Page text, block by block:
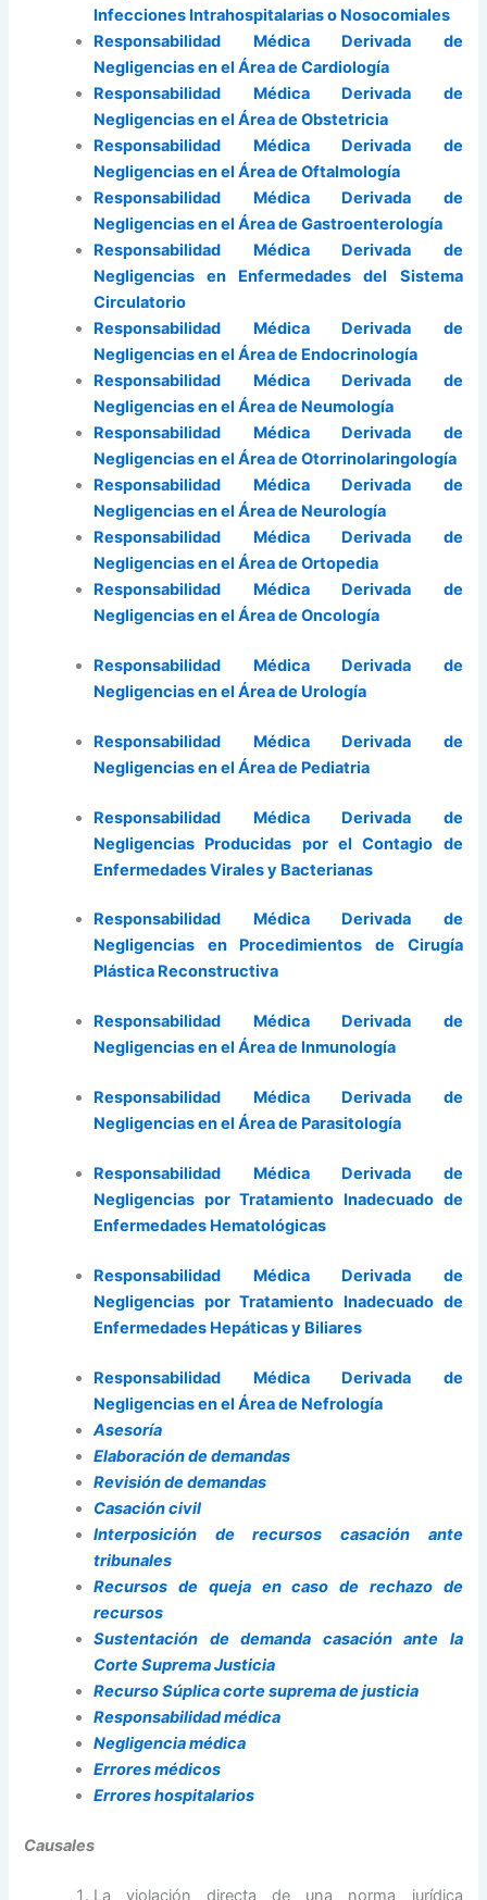
Infecciones Intrahospitalarias o Nosocomiales
Responsabilidad Médica Derivada de
Negligencias en el Área de Cardiología
Responsabilidad Médica Derivada de
Negligencias en el Área de Obstetricia
Responsabilidad Médica Derivada de
Negligencias en el Área de Oftalmología
Responsabilidad Médica Derivada de
Negligencias en el Área de Gastroenterología
Responsabilidad Médica Derivada de
Negligencias en Enfermedades del Sistema
Circulatorio
Responsabilidad Médica Derivada de
Negligencias en el Área de Endocrinología
Responsabilidad Médica Derivada de
Negligencias en el Área de Neumología
Responsabilidad Médica Derivada de
Negligencias en el Área de Otorrinolaringología
Responsabilidad Médica Derivada de
Negligencias en el Área de Neurología
Responsabilidad Médica Derivada de
Negligencias en el Área de Ortopedia
Responsabilidad Médica Derivada de
Negligencias en el Área de Oncología
Responsabilidad Médica Derivada de
Negligencias en el Área de Urología
Responsabilidad Médica Derivada de
Negligencias en el Área de Pediatria
Responsabilidad Médica Derivada de
Negligencias Producidas por el Contagio de
Enfermedades Virales y Bacterianas
Responsabilidad Médica Derivada de
Negligencias en Procedimientos de Cirugía
Plástica Reconstructiva
Responsabilidad Médica Derivada de
Negligencias en el Área de Inmunología
Responsabilidad Médica Derivada de
Negligencias en el Área de Parasitología
Responsabilidad Médica Derivada de
Negligencias por Tratamiento Inadecuado de
Enfermedades Hematológicas
Responsabilidad Médica Derivada de
Negligencias por Tratamiento Inadecuado de
Enfermedades Hepáticas y Biliares
Responsabilidad Médica Derivada de
Negligencias en el Área de Nefrología
Asesoría
Elaboración de demandas
Revisión de demandas
Casación civil
Interposición de recursos casación ante
tribunales
Recursos de queja en caso de rechazo de
recursos
Sustentación de demanda casación ante la
Corte Suprema Justicia
Recurso Súplica corte suprema de justicia
Responsabilidad médica
Negligencia médica
Errores médicos
Errores hospitalarios
Causales
La violación directa de una norma jurídica